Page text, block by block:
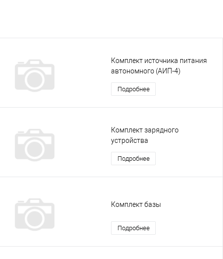
Комплект источника питания
автономного (АИП-4)
Подробнее
Комплект зарядного
устройства
Подробнее
Комплект базы
Подробнее